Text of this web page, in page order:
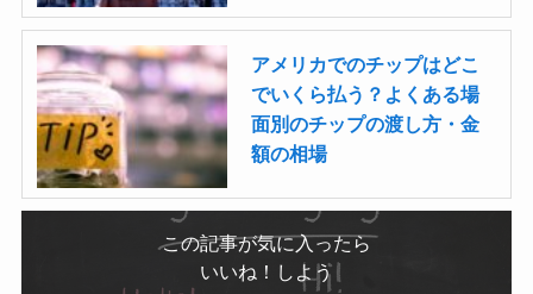
アメリカでのチップはどこ
でいくら払う？よくある場
面別のチップの渡し方・金
額の相場
この記事が気に入ったら
いいね！しよう